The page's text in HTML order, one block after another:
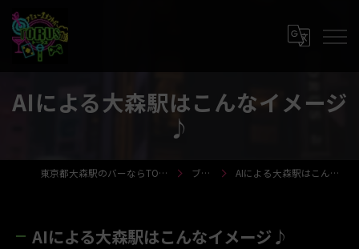
⁡AIによる大森駅はこんなイメージ
♪
東京都大森駅のバーならTORUS-トーラス- ブログ ⁡AIによる大森駅はこんなイメージ♪
⁡AIによる大森駅はこんなイメージ♪